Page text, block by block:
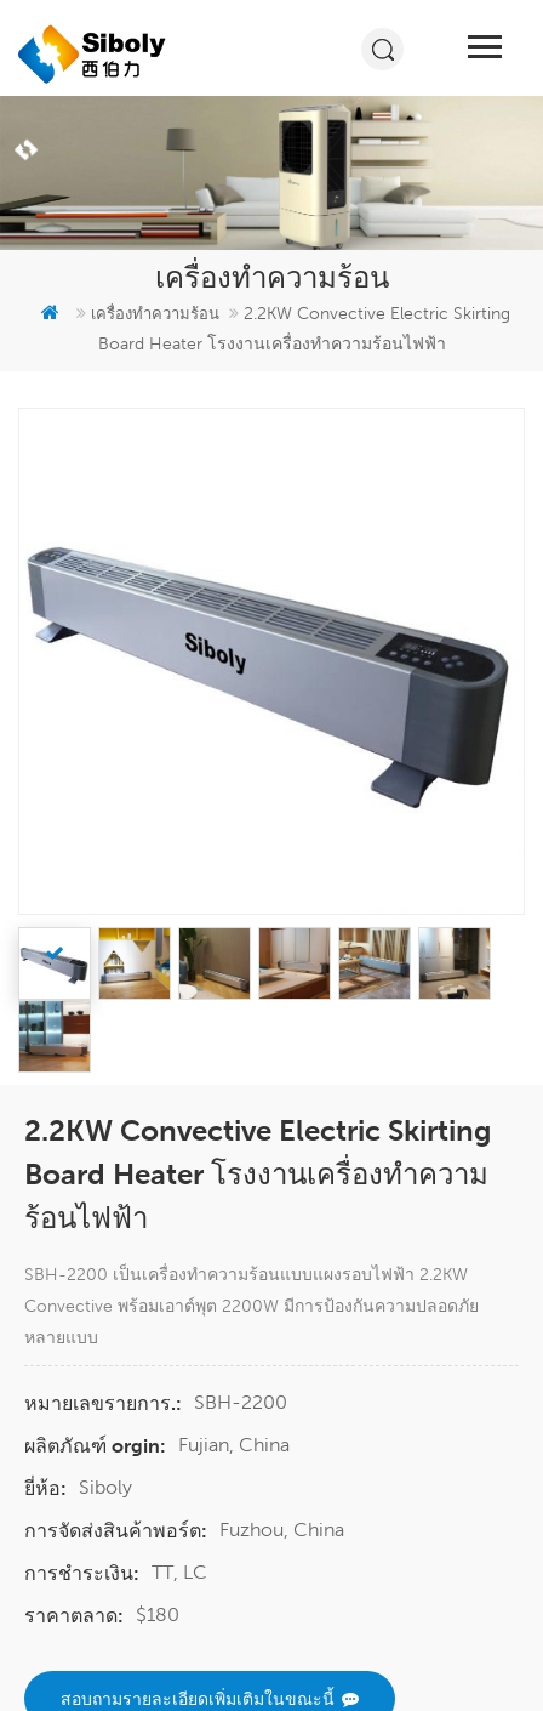
เครื่องทำความร้อน
เครื่องทำความร้อน
2.2KW Convective Electric Skirting
Board Heater โรงงานเครื่องทำความร้อนไฟฟ้า
2.2KW Convective Electric Skirting
Board Heater โรงงานเครื่องทำความ
ร้อนไฟฟ้า
SBH-2200 เป็นเครื่องทำความร้อนแบบแผงรอบไฟฟ้า 2.2KW
Convective พร้อมเอาต์พุต 2200W มีการป้องกันความปลอดภัย
หลายแบบ
หมายเลขรายการ.:
SBH-2200
ผลิตภัณฑ์ orgin:
Fujian, China
ยี่ห้อ:
Siboly
การจัดส่งสินค้าพอร์ต:
Fuzhou, China
การชำระเงิน: TT, LC
ราคาตลาด:
$180
สอบถามรายละเอียดเพิ่มเติมในขณะนี้